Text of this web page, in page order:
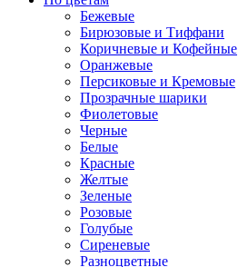
Бежевые
Бирюзовые и Тиффани
Коричневые и Кофейные
Оранжевые
Персиковые и Кремовые
Прозрачные шарики
Фиолетовые
Черные
Белые
Красные
Желтые
Зеленые
Розовые
Голубые
Сиреневые
Разноцветные